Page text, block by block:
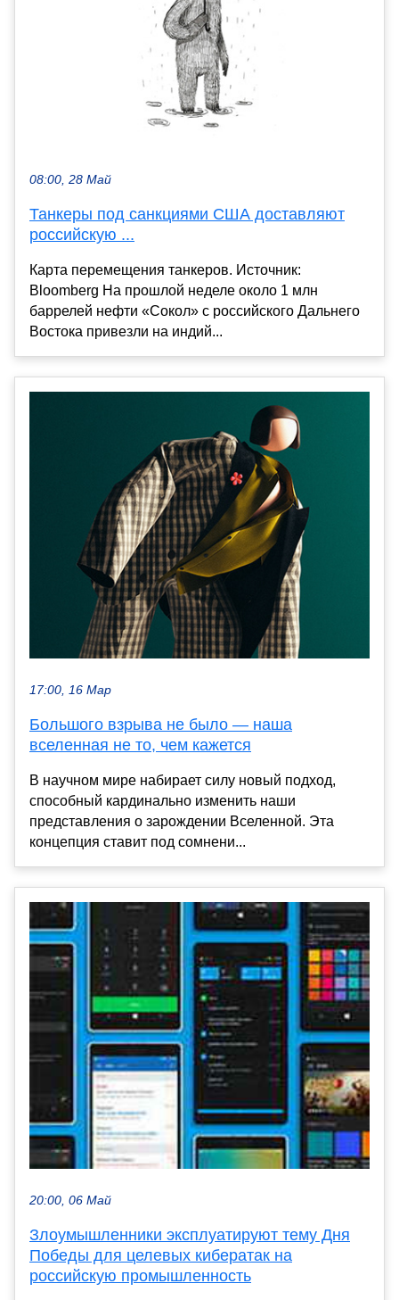
08:00, 28 Май
Танкеры под санкциями США доставляют
российскую ...
Карта перемещения танкеров. Источник:
Bloomberg На прошлой неделе около 1 млн
баррелей нефти «Сокол» с российского Дальнего
Востока привезли на индий...
17:00, 16 Мар
Большого взрыва не было — наша
вселенная не то, чем кажется
В научном мире набирает силу новый подход,
способный кардинально изменить наши
представления о зарождении Вселенной. Эта
концепция ставит под сомнени...
20:00, 06 Май
Злоумышленники эксплуатируют тему Дня
Победы для целевых кибератак на
российскую промышленность